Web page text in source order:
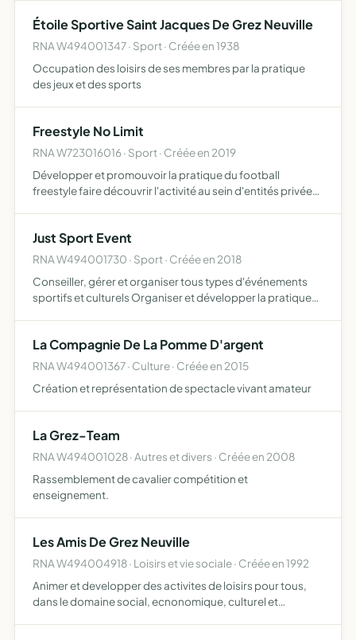
Étoile Sportive Saint Jacques De Grez Neuville
RNA W494001347 · Sport · Créée en 1938
Occupation des loisirs de ses membres par la pratique
des jeux et des sports
Freestyle No Limit
RNA W723016016 · Sport · Créée en 2019
Développer et promouvoir la pratique du football
freestyle faire découvrir l'activité au sein d'entités privées
Just Sport Event
RNA W494001730 · Sport · Créée en 2018
Conseiller, gérer et organiser tous types d'événements
sportifs et culturels Organiser et développer la pratique
La Compagnie De La Pomme D'argent
RNA W494001367 · Culture · Créée en 2015
Création et représentation de spectacle vivant amateur
La Grez-Team
RNA W494001028 · Autres et divers · Créée en 2008
Rassemblement de cavalier compétition et
enseignement.
Les Amis De Grez Neuville
RNA W494004918 · Loisirs et vie sociale · Créée en 1992
Animer et developper des activites de loisirs pour tous,
dans le domaine social, ecnonomique, culturel et